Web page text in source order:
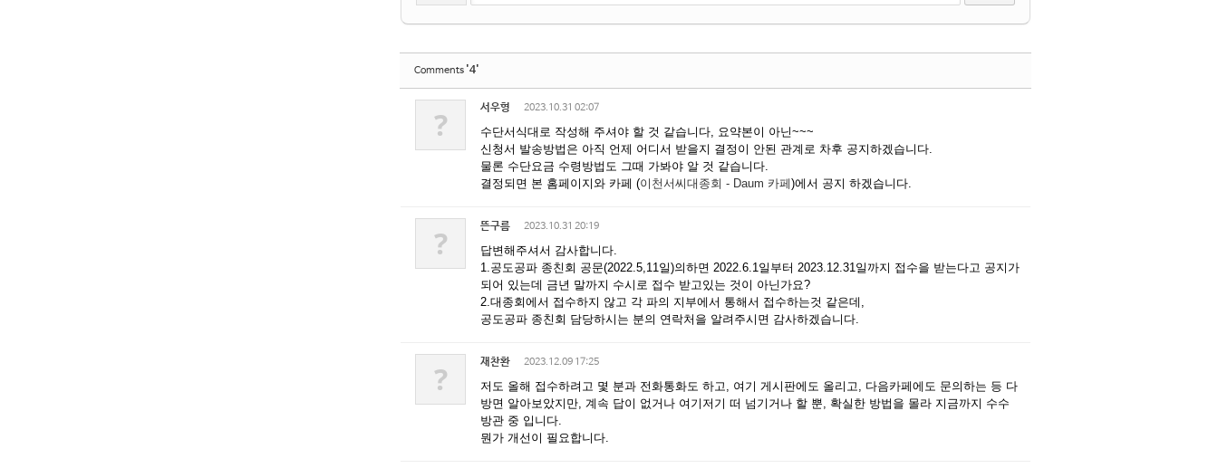
Comments '4'
? 서우형 2023.10.31 02:07
수단서식대로 작성해 주셔야 할 것 같습니다, 요약본이 아닌~~~
신청서 발송방법은 아직 언제 어디서 받을지 결정이 안된 관계로 차후 공지하겠습니다.
물론 수단요금 수령방법도 그때 가봐야 알 것 같습니다.
결정되면 본 홈페이지와 카페 (이천서씨대종회 - Daum 카페)에서 공지 하겠습니다.
? 뜬구름 2023.10.31 20:19
답변해주셔서 감사합니다.
1.공도공파 종친회 공문(2022.5,11일)의하면 2022.6.1일부터 2023.12.31일까지 접수을 받는다고 공지가
되어 있는데 금년 말까지 수시로 접수 받고있는 것이 아닌가요?
2.대종회에서 접수하지 않고 각 파의 지부에서 통해서 접수하는것 같은데,
공도공파 종친회 담당하시는 분의 연락처을 알려주시면 감사하겠습니다.
? 재찬환 2023.12.09 17:25
저도 올해 접수하려고 몇 분과 전화통화도 하고, 여기 게시판에도 올리고, 다음카페에도 문의하는 등 다
방면 알아보았지만, 계속 답이 없거나 여기저기 떠 넘기거나 할 뿐, 확실한 방법을 몰라 지금까지 수수
방관 중 입니다.
뭔가 개선이 필요합니다.